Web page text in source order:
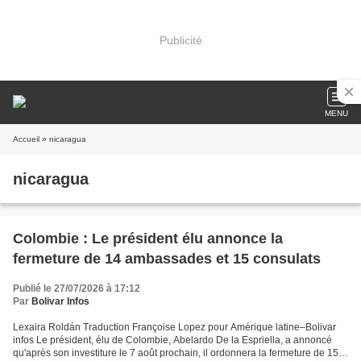
Publicité
MENU
Accueil » nicaragua
nicaragua
Colombie : Le président élu annonce la
fermeture de 14 ambassades et 15 consulats
Publié le 27/07/2026 à 17:12
Par Bolivar Infos
Lexaira Roldán Traduction Françoise Lopez pour Amérique latine–Bolivar
infos Le président, élu de Colombie, Abelardo De la Espriella, a annoncé
qu'après son investiture le 7 août prochain, il ordonnera la fermeture de 15